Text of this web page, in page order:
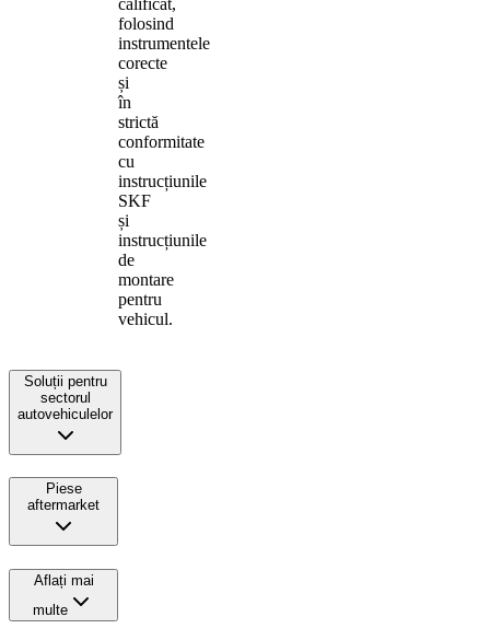
folosind
instrumentele
corecte
și
în
strictă
conformitate
cu
instrucțiunile
SKF
și
instrucțiunile
de
montare
pentru
vehicul.
Soluții pentru
sectorul
autovehiculelor
Piese
aftermarket
Aflați mai
multe